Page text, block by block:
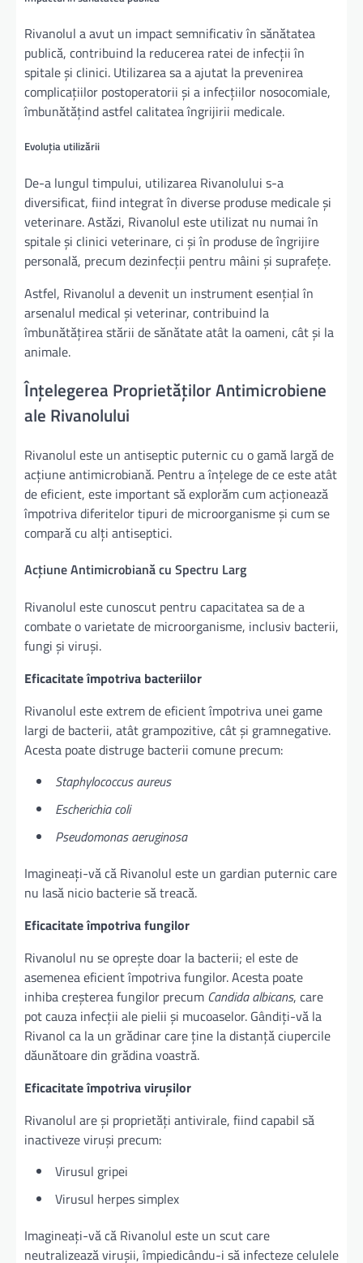
Rivanolul a avut un impact semnificativ în sănătatea
publică, contribuind la reducerea ratei de infecții în
spitale și clinici. Utilizarea sa a ajutat la prevenirea
complicațiilor postoperatorii și a infecțiilor nosocomiale,
îmbunătățind astfel calitatea îngrijirii medicale.
Evoluția utilizării
De-a lungul timpului, utilizarea Rivanolului s-a
diversificat, fiind integrat în diverse produse medicale și
veterinare. Astăzi, Rivanolul este utilizat nu numai în
spitale și clinici veterinare, ci și în produse de îngrijire
personală, precum dezinfecții pentru mâini și suprafețe.
Astfel, Rivanolul a devenit un instrument esențial în
arsenalul medical și veterinar, contribuind la
îmbunătățirea stării de sănătate atât la oameni, cât și la
animale.
Înțelegerea Proprietăților Antimicrobiene
ale Rivanolului
Rivanolul este un antiseptic puternic cu o gamă largă de
acțiune antimicrobiană. Pentru a înțelege de ce este atât
de eficient, este important să explorăm cum acționează
împotriva diferitelor tipuri de microorganisme și cum se
compară cu alți antiseptici.
Acțiune Antimicrobiană cu Spectru Larg
Rivanolul este cunoscut pentru capacitatea sa de a
combate o varietate de microorganisme, inclusiv bacterii,
fungi și viruși.
Eficacitate împotriva bacteriilor
Rivanolul este extrem de eficient împotriva unei game
largi de bacterii, atât grampozitive, cât și gramnegative.
Acesta poate distruge bacterii comune precum:
Staphylococcus aureus
Escherichia coli
Pseudomonas aeruginosa
Imagineați-vă că Rivanolul este un gardian puternic care
nu lasă nicio bacterie să treacă.
Eficacitate împotriva fungilor
Rivanolul nu se oprește doar la bacterii; el este de
asemenea eficient împotriva fungilor. Acesta poate
inhiba creșterea fungilor precum Candida albicans, care
pot cauza infecții ale pielii și mucoaselor. Gândiți-vă la
Rivanol ca la un grădinar care ține la distanță ciupercile
dăunătoare din grădina voastră.
Eficacitate împotriva virușilor
Rivanolul are și proprietăți antivirale, fiind capabil să
inactiveze viruși precum:
Virusul gripei
Virusul herpes simplex
Imagineați-vă că Rivanolul este un scut care
neutralizează virușii, împiedicându-i să infecteze celulele